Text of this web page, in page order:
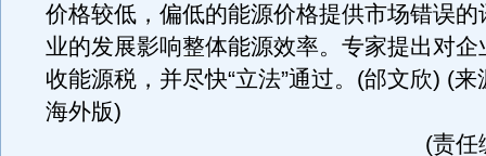
价格较低，偏低的能源价格提供市场错误的
业的发展影响整体能源效率。专家提出对企
收能源税，并尽快“立法”通过。(邰文欣) (
海外版)
(责任